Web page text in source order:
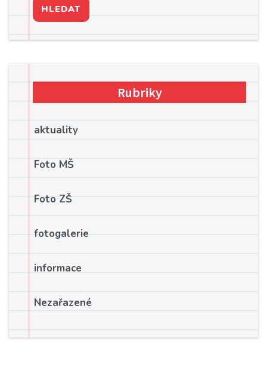
HLEDAT
Rubriky
aktuality
Foto MŠ
Foto ZŠ
fotogalerie
informace
Nezařazené